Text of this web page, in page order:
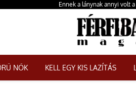
Ennek a lánynak annyi volt
NŐK KELL EGY KIS LAZÍTÁS